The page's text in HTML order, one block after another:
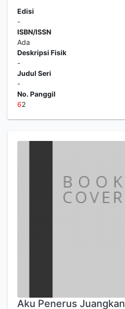
Edisi
-
ISBN/ISSN
Ada
Deskripsi Fisik
-
Judul Seri
-
No. Panggil
62
Aku Penerus Juangkan